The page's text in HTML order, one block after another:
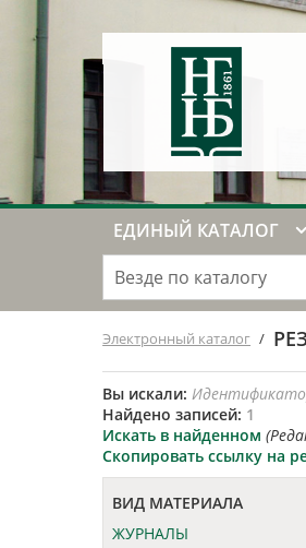
ЕДИНЫЙ КАТАЛОГ
Везде по каталогу
Электронный каталог /
Вы искали:
Найдено записей: 1
Искать в найденном
Скопировать ссылку на
ВИД МАТЕРИАЛА
ЖУРНАЛЫ